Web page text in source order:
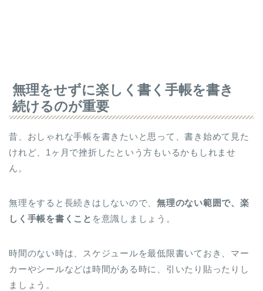
無理をせずに楽しく書く手帳を書き
続けるのが重要
昔、おしゃれな手帳を書きたいと思って、書き始めて見た
けれど、1ヶ月で挫折したという方もいるかもしれませ
ん。
無理をすると長続きはしないので、無理のない範囲で、楽
しく手帳を書くこと を意識しましょう。
時間のない時は、スケジュールを最低限書いておき、マー
カーやシールなどは時間がある時に、引いたり貼ったりし
ましょう。